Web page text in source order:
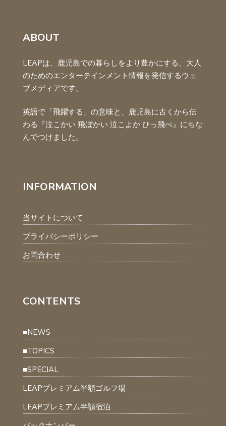
ABOUT
LEAPは、鹿児島での暮らしをより豊かにする、大人
のためのエンターテインメント情報を発信するウェ
ブメディアです。
英語で「飛躍する」の意味と、鹿児島に古くから伝
わる『泣こかい 飛ぼかい 泣こよか ひっ飛べ』にちな
んでつけました。
INFORMATION
当サイトについて
プライバシーポリシー
お問合わせ
CONTENTS
■NEWS
■TOPICS
■SPECIAL
LEAPプレミアム半額ゴルフ場
LEAPプレミアム半額宿泊